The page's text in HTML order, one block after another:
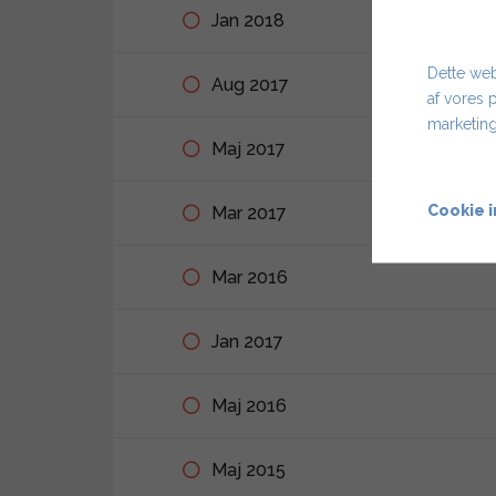
Jan 2018
Aug 2017
Maj 2017
Mar 2017
Mar 2016
Jan 2017
Maj 2016
Maj 2015
Dette
af vores
Cookie